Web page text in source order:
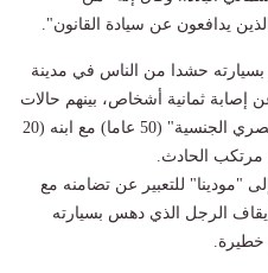
يدافعون عن سيادة القانون".
حشدا من الناس في مدينة
إصابة ثمانية أشخاص، بينهم حالات
خطيرة.. وقد شارك أسامة شلبي "مصري الجنسية" (50 عاما) مع ابنه (20
مرتكب الحادث.
"مودينا" للتعبير عن تضامنه مع
الرجل الذي دهس بسيارته
خطيرة.